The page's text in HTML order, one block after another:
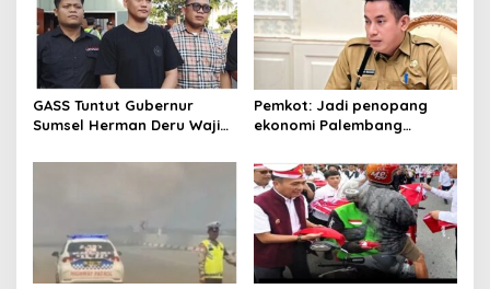
GASS Tuntut Gubernur
Sumsel Herman Deru Wajib
Pemkot: Jadi penopang
ekonomi Palembang